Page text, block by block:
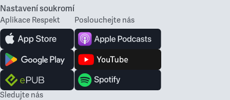
Nastavení soukromí
Aplikace Respekt Poslouchejte nás
Sledujte nás